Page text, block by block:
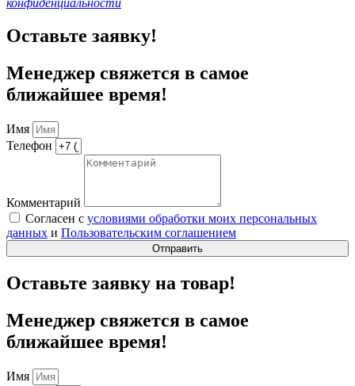
Оставьте заявку!
Менеджер свяжется в самое
ближайшее время!
Имя
Телефон
Комментарий
Согласен с условиями обработки моих персональных
данных и Пользовательским соглашением
Отправить
Оставьте заявку на товар!
Менеджер свяжется в самое
ближайшее время!
Имя